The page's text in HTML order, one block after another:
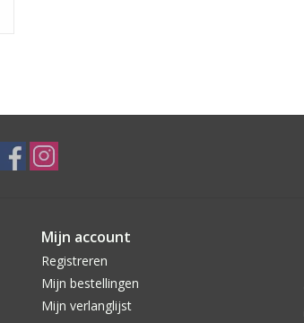
Mijn account
Registreren
Mijn bestellingen
Mijn verlanglijst